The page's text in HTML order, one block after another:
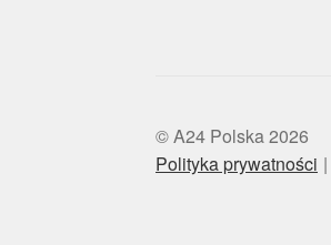
© A24 Polska 2026
Polityka prywatności